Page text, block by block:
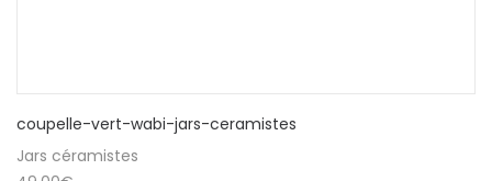
coupelle-vert-wabi-jars-ceramistes
Jars céramistes